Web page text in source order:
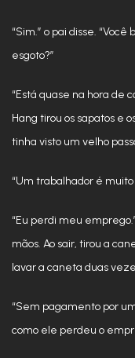
“Sim.” o pai disse.
esgoto?”
“Está quase na hora de
Hang tirou os sapatos e
tinha visto um velho
“Um trabalhador é
“Eu perdi meu
mãos. Ao sair, tirou a
lavar a caneta duas
“Sem pagamento por
como ele perdeu o